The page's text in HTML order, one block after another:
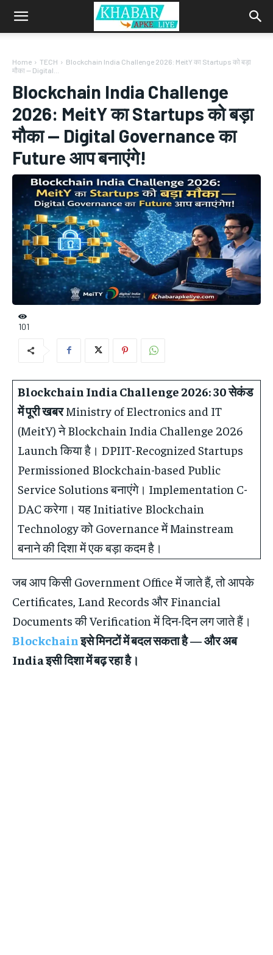
Home TECH
Blockchain India Challenge 2026: MeitY का Startups को बड़ा
मौका — Digital...
Blockchain India Challenge
2026: MeitY का Startups को बड़ा
मौका — Digital Governance का
Future आप बनाएंगे!
101
Blockchain India Challenge 2026:30 सेकंड
में पूरी खबरMinistry of Electronics and IT
(MeitY) ने Blockchain India Challenge 2026
Launch किया है। DPIIT-Recognized Startups
Permissioned Blockchain-based Public
Service Solutions बनाएंगे। Implementation C-
DAC करेगा। यह Initiative Blockchain
Technology को Governance में Mainstream
बनाने की दिशा में एक बड़ा कदम है।
जब आप किसी Government Office में जाते हैं, तो आपके
Certificates, Land Records और Financial
Documents की Verification में दिन-दिन लग जाते हैं।
Blockchainइसे मिनटों में बदल सकता है — और अब
India इसी दिशा में बढ़ रहा है।